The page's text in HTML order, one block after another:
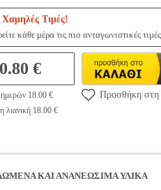
Τιμές!
κάθε μέρα τις πιο ανταγωνιστικές τιμές
€
18.00 €
λιανική 18.00 €
Προσθήκη
ΚΑΙ ΑΝΑΝΕΩΣΙΜΑ ΥΛΙΚΑ